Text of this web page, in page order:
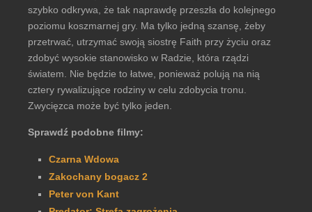
szybko odkrywa, że tak naprawdę przeszła do kolejnego
poziomu koszmarnej gry. Ma tylko jedną szansę, żeby
przetrwać, utrzymać swoją siostrę Faith przy życiu oraz
zdobyć wysokie stanowisko w Radzie, która rządzi
światem. Nie będzie to łatwe, ponieważ polują na nią
cztery rywalizujące rodziny w celu zdobycia tronu.
Zwycięzca może być tylko jeden.
Sprawdź podobne filmy:
Czarna Wdowa
Zakochany bogacz 2
Peter von Kant